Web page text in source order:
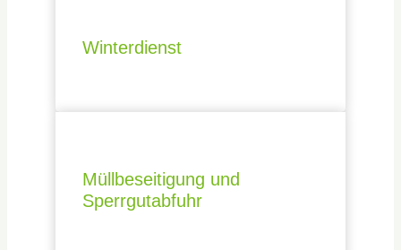
Winterdienst
Müllbeseitigung und
Sperrgutabfuhr